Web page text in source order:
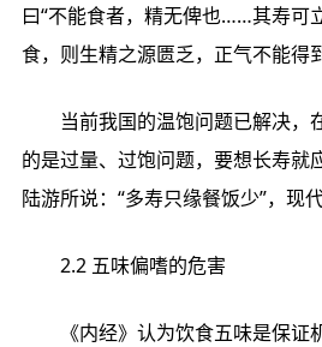
曰“不能食者，精无俾也……其寿可
食，则生精之源匮乏，正气不能得
当前我国的温饱问题已解决，
的是过量、过饱问题，要想长寿就
陆游所说：“多寿只缘餐饭少”，现
2.2 五味偏嗜的危害
《内经》认为饮食五味是保